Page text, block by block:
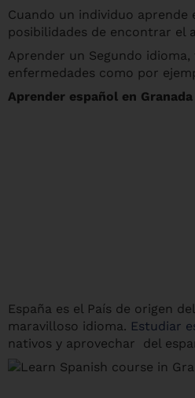
Cuando un individuo
posibilidades de encontrar el
Aprender un Segundo
enfermedades como por
Aprender español en Granada
España es el País de origen
maravilloso idioma. Estudiar
nativos y aprovechar del